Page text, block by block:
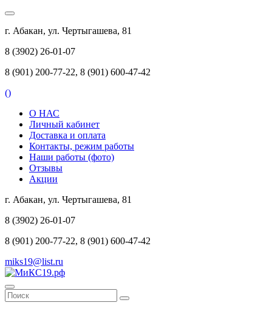
г. Абакан, ул. Чертыгашева, 81
8 (3902) 26-01-07
8 (901) 200-77-22, 8 (901) 600-47-42
()
О НАС
Личный кабинет
Доставка и оплата
Контакты, режим работы
Наши работы (фото)
Отзывы
Акции
г. Абакан, ул. Чертыгашева, 81
8 (3902) 26-01-07
8 (901) 200-77-22, 8 (901) 600-47-42
miks19@list.ru